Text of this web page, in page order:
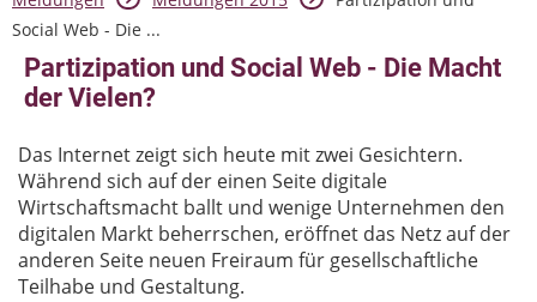
Social Web - Die ...
Partizipation und Social Web - Die Macht
der Vielen?
Das Internet zeigt sich heute mit zwei Gesichtern.
Während sich auf der einen Seite digitale
Wirtschaftsmacht ballt und wenige Unternehmen den
digitalen Markt beherrschen, eröffnet das Netz auf der
anderen Seite neuen Freiraum für gesellschaftliche
Teilhabe und Gestaltung.